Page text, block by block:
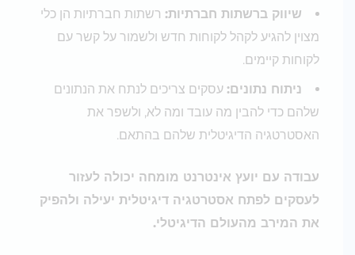
שיווק ברשתות חברתיות:רשתות חברתיות הן כלי
מצוין להגיע לקהל לקוחות חדש ולשמור על קשר עם
לקוחות קיימים.
ניתוח נתונים:עסקים צריכים לנתח את הנתונים
שלהם כדי להבין מה עובד ומה לא, ולשפר את
האסטרטגיה הדיגיטלית שלהם בהתאם.
עבודה עם יועץ אינטרנט מומחה יכולה לעזור
לעסקים לפתח אסטרטגיה דיגיטלית יעילה ולהפיק
את המירב מהעולם הדיגיטלי.